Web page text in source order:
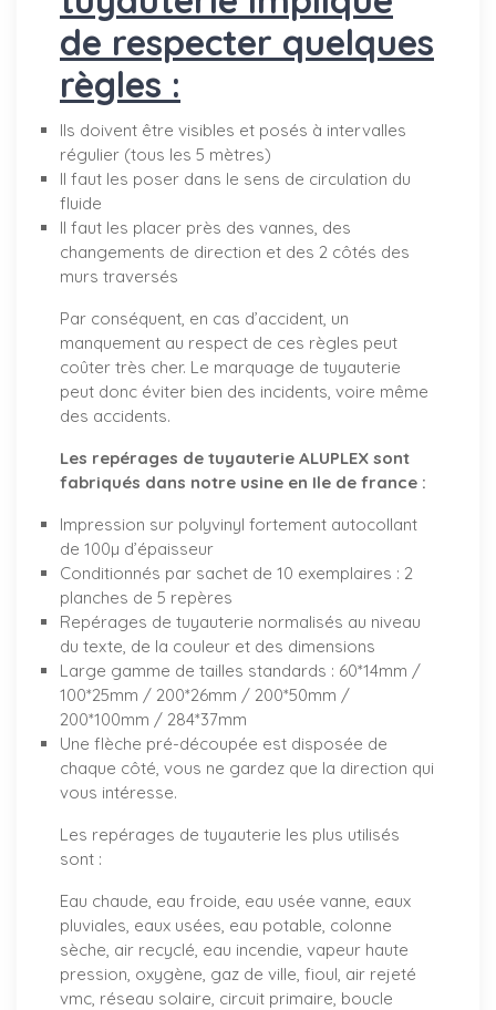
de respecter quelques
règles :
Ils doivent être visibles et posés à intervalles
régulier (tous les 5 mètres)
Il faut les poser dans le sens de circulation du
fluide
Il faut les placer près des vannes, des
changements de direction et des 2 côtés des
murs traversés
Par conséquent, en cas d’accident, un
manquement au respect de ces règles peut
coûter très cher. Le marquage de tuyauterie
peut donc éviter bien des incidents, voire même
des accidents.
Les repérages de tuyauterie ALUPLEX sont
fabriqués dans notre usine en Ile de france :
Impression sur polyvinyl fortement autocollant
de 100µ d’épaisseur
Conditionnés par sachet de 10 exemplaires : 2
planches de 5 repères
Repérages de tuyauterie normalisés au niveau
du texte, de la couleur et des dimensions
Large gamme de tailles standards : 60*14mm /
100*25mm / 200*26mm / 200*50mm /
200*100mm / 284*37mm
Une flèche pré-découpée est disposée de
chaque côté, vous ne gardez que la direction qui
vous intéresse.
Les repérages de tuyauterie les plus utilisés
sont :
Eau chaude, eau froide, eau usée vanne, eaux
pluviales, eaux usées, eau potable, colonne
sèche, air recyclé, eau incendie, vapeur haute
pression, oxygène, gaz de ville, fioul, air rejeté
vmc, réseau solaire, circuit primaire, boucle